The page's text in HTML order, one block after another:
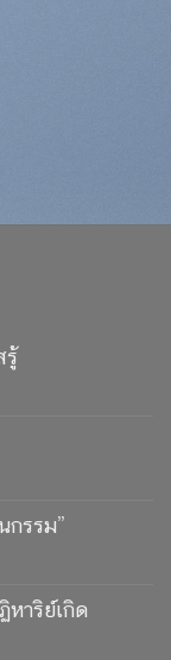
รู้
กรรม”
หาริย์เกิด